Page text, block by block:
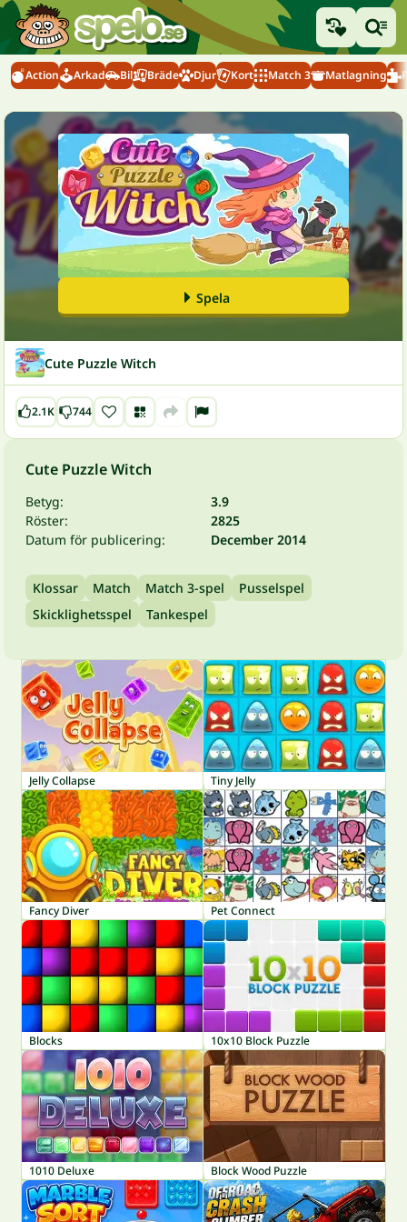
Action Arkad Bil Bräde Djur Kort Match 3 Matlagning
Spela
Cute Puzzle Witch
2.1K 744
Cute Puzzle Witch
Betyg:
3.9
Röster:
2825
Datum för publicering:
December 2014
Klossar Match Match 3-spel
Pusselspel
Skicklighetsspel
Tankespel
Jelly Collapse Tiny Jelly
Fancy Diver Pet Connect
Blocks 10x10 Block Puzzle
1010 Deluxe Block Wood Puzzle